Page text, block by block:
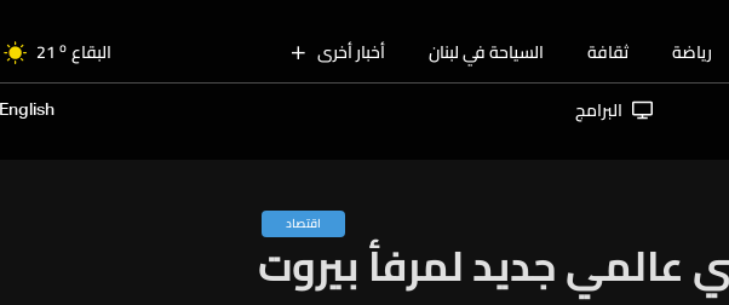
رياضة ثقافة السياحة في لبنان أخبار أخرى البقاع 21 o
الجنوب 27o
26 البرامج English
اقتصاد
عالمي جديد لمرفأ بيروت